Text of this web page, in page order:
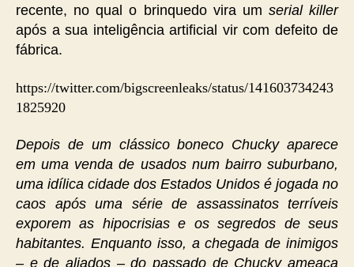
recente, no qual o brinquedo vira um serial killer
após a sua inteligência artificial vir com defeito de
fábrica.
https://twitter.com/bigscreenleaks/status/141603734243
1825920
Depois de um clássico boneco Chucky aparece
em uma venda de usados num bairro suburbano,
uma idílica cidade dos Estados Unidos é jogada no
caos após uma série de assassinatos terríveis
exporem as hipocrisias e os segredos de seus
habitantes. Enquanto isso, a chegada de inimigos
– e de aliados – do passado de Chucky ameaça